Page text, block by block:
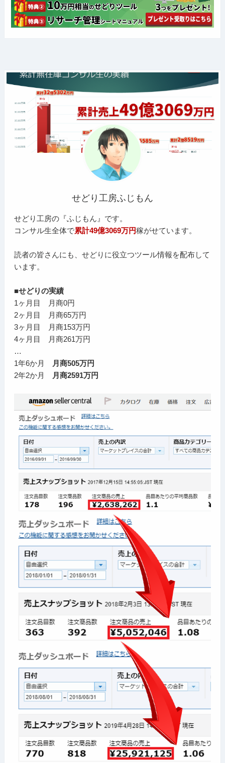
せどり工房ふじもん
せどり工房の『ふじもん』です。
コンサル生全体で累計49億3069万円稼がせています。
読者の皆さんにも、せどりに役立つツール情報を配布して
います。
■せどりの実績
1ヶ月目 月商0円
2ヶ月目 月商65万円
3ヶ月目 月商153万円
4ヶ月目 月商261万円
…
1年6か月
月商505万円
2年2か月
月商2591万円